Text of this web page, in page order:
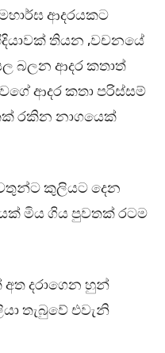
ආදරයකට
තියන ,වචනයේ
බලන ආදර කතාත්
ආදර කතා පරිස්සම්
රකින නාගයෙක්
කුලියට දෙන
මිය ගිය පුවතක් රටම
අත දරාගෙන හුන්
තැබුවේ එවැනි